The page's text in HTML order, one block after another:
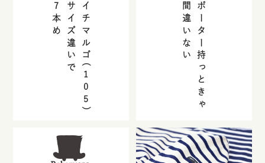
イチマルゴ(
105
)
サイズ違いで
7
本め ポーター持っときゃ
間違いない